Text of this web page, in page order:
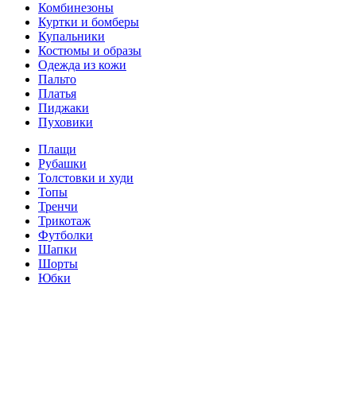
Комбинезоны
Куртки и бомберы
Купальники
Костюмы и образы
Одежда из кожи
Пальто
Платья
Пиджаки
Пуховики
Плащи
Рубашки
Толстовки и худи
Топы
Тренчи
Трикотаж
Футболки
Шапки
Шорты
Юбки